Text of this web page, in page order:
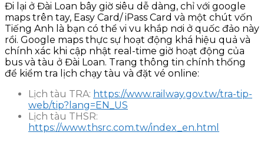
Đi lại ở Đài Loan bây giờ siêu dễ dàng, chỉ với google
maps trên tay, Easy Card/ iPass Card và một chút vốn
Tiếng Anh là bạn có thể vi vu khắp nơi ở quốc đảo này
rồi. Google maps thực sự hoạt động khá hiệu quả và
chính xác khi cập nhật real-time giờ hoạt động của
bus và tàu ở Đài Loan. Trang thông tin chính thống
để kiểm tra lịch chạy tàu và đặt vé online:
Lịch tàu TRA: https://www.railway.gov.tw/tra-tip-
web/tip?lang=EN_US
Lịch tàu THSR:
https://www.thsrc.com.tw/index_en.html